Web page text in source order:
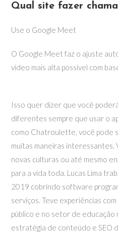
Qual site fazer
Use o Google Meet
O Google Meet faz o ajuste
vídeo mais alta possível com
Isso quer dizer que você
diferentes sempre que usar o
como Chatroulette, você pode
muitas maneiras interessantes.
novas culturas ou até mesmo
para a vida toda. Lucas Lima
2019 cobrindo software
serviços. Teve experiências
público e no setor de educação
estratégia de conteúdo e SEO